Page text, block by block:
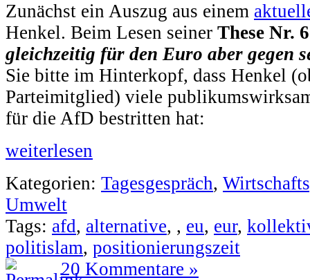
Zunächst ein Auszug aus einem
Henkel. Beim Lesen seiner These Nr.
gleichzeitig für den Euro aber gegen
Sie bitte im Hinterkopf, dass Henkel
Parteimitglied) viele
für die AfD bestritten hat:
weiterlesen
Kategorien: Tagesgespräch,
Umwelt
Tags: afd, alternative, , eu, eur,
politislam, positionierungszeit
20 Kommentare »